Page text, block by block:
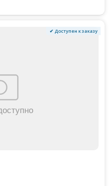
✔ Доступен к заказу